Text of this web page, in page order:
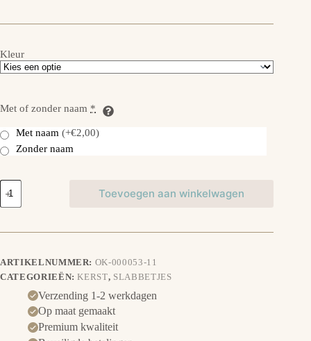
Kleur
Met of zonder naam *
Met naam (+€2,00)
Zonder naam
Slabbetje
Rendier
-
eerste
Toevoegen aan winkelwagen
ARTIKELNUMMER: OK-000053-11
CATEGORIEËN:KERST, SLABBETJES
Verzending 1-2 werkdagen
Op maat gemaakt
Premium kwaliteit